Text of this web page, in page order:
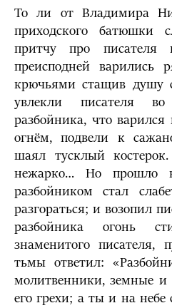
То ли от Владимира
приходского батюшки
притчу про
преисподней варились
крючьями стащив душу
увлекли писателя
разбойника, что
огнём, подвели к
шаял тусклый
нежарко… Но прошло
разбойником стал
разгораться; и возопил
разбойника огонь
знаменитого писателя,
тьмы ответил:
молитвенники, земные и
его грехи; а ты и на